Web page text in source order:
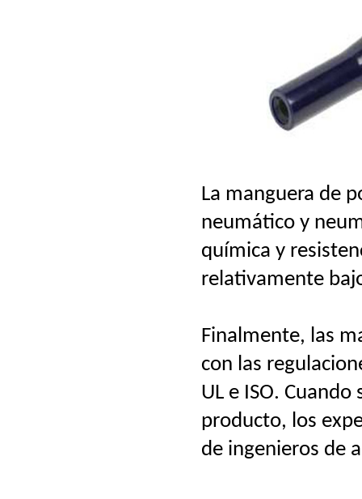
La manguera de
neumático y
química y
relativamente
Finalmente, las
con las
UL e ISO.
producto, los
de ingenieros de